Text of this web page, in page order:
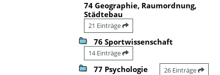
74 Geographie, Raumordnung,
Städtebau
21 Einträge
76 Sportwissenschaft
14 Einträge
77 Psychologie 26 Einträge